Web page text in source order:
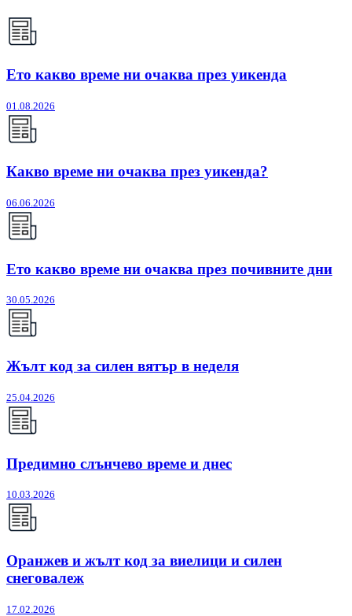
Ето какво време ни очаква през уикенда
01.08.2026
Какво време ни очаква през уикенда?
06.06.2026
Ето какво време ни очаква през почивните дни
30.05.2026
Жълт код за силен вятър в неделя
25.04.2026
Предимно слънчево време и днес
10.03.2026
Оранжев и жълт код за виелици и силен
снеговалеж
17.02.2026